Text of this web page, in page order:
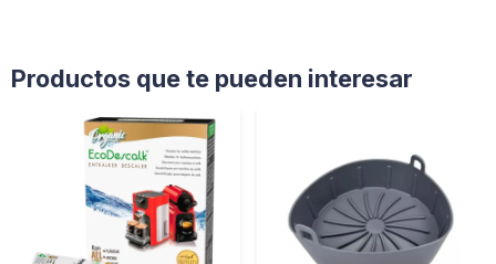
Productos que te pueden interesar